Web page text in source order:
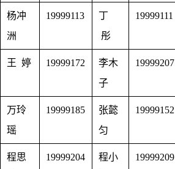
杨冲
洲
19999113
丁
彤
19999111
王 婷 19999172
李木
子
19999207
万玲
瑶
19999185
张懿
匀
19999152
程思
19999204
程小
19999209